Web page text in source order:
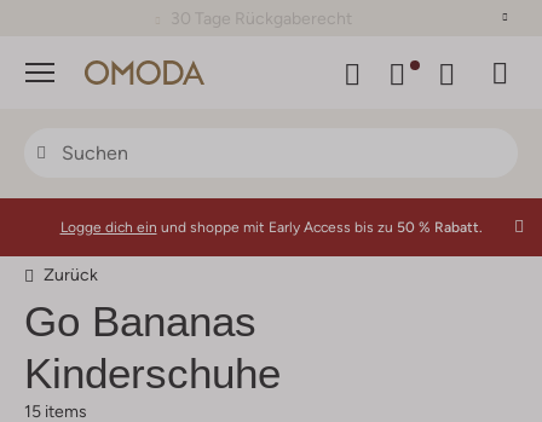
30 Tage Rückgaberecht
Menü
Logge dich ein und shoppe mit Early Access bis zu 50 % Rabatt.
Zurück
Go Bananas
Kinderschuhe
15 items